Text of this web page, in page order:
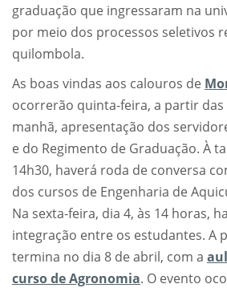
graduação que ingressaram na
por meio dos processos seletivos
quilombola.
As boas vindas aos calouros de
ocorrerão quinta-feira, a partir das
manhã, apresentação dos
e do Regimento de Graduação. À
14h30, haverá roda de conversa
dos cursos de Engenharia de
Na sexta-feira, dia 4, às 14 horas,
integração entre os estudantes. A
termina no dia 8 de abril, com a
curso de Agronomia. O evento